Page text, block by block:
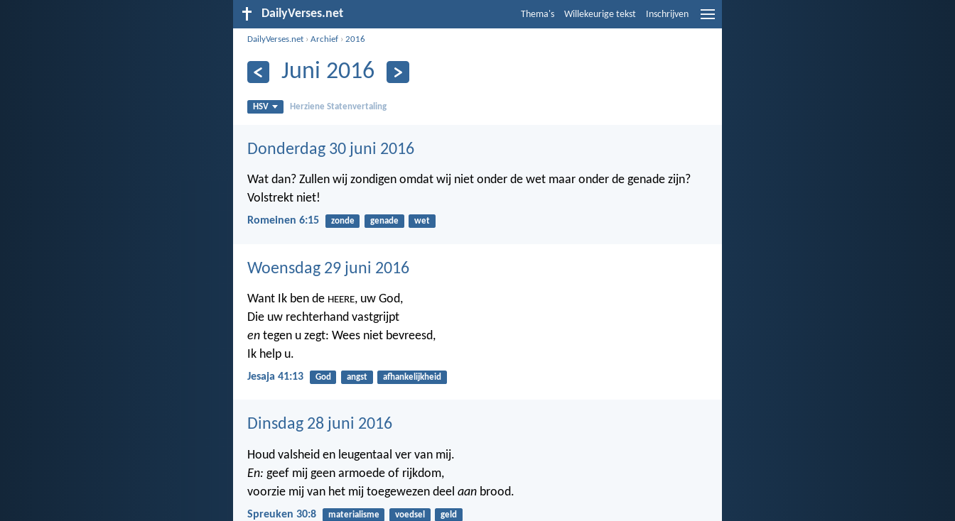
DailyVerses.net Thema's Willekeurige tekst Inschrijven
DailyVerses.net ›Archief ›2016
Juni 2016
HSV Herziene Statenvertaling
Donderdag 30 juni 2016
Wat dan? Zullen wij zondigen omdat wij niet onder de wet maar onder de genade zijn?
Volstrekt niet!
Romeinen 6:15 zonde genade wet
Woensdag 29 juni 2016
Want Ik ben de HEERE, uw God,
Die uw rechterhand vastgrijpt
en tegen u zegt: Wees niet bevreesd,
Ik help u.
Jesaja 41:13 God angst afhankelijkheid
Dinsdag 28 juni 2016
Houd valsheid en leugentaal ver van mij.
En: geef mij geen armoede of rijkdom,
voorzie mij van het mij toegewezen deel aan brood.
Spreuken 30:8 materialisme voedsel geld